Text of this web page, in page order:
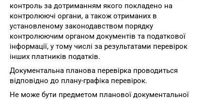
контроль за дотриманням якого покладено на
контролюючі органи, а також отриманих в
установленому законодавством порядку
контролюючим органом документів та податкової
інформації, у тому числі за результатами перевірок
інших платників податків.
Документальна планова перевірка проводиться
відповідно до плану-графіка перевірок.
Не може бути предметом планової документальної